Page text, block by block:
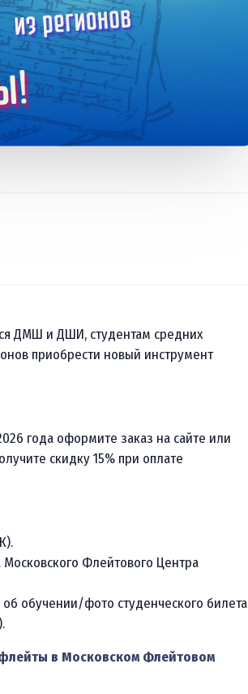
ДМШ и ДШИ, студентам средних
приобрести новый инструмент
года оформите заказ на сайте или
скидку 15% при оплате
Флейтового Центра
обучении/фото студенческого билета
в Московском Флейтовом